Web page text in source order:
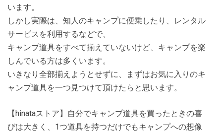
います。
しかし実際は、知人のキャンプに便乗したり、レンタル
サービスを利用するなどで、
キャンプ道具をすべて揃えていないけど、キャンプを楽
しんでいる方は多くいます。
いきなり全部揃えようとせずに、まずはお気に入りのキ
ャンプ道具を一つ見つけて頂けたらと思います。
【hinataストア】自分でキャンプ道具を買ったときの喜
びは大きく、1つ道具を持つだけでもキャンプへの想像